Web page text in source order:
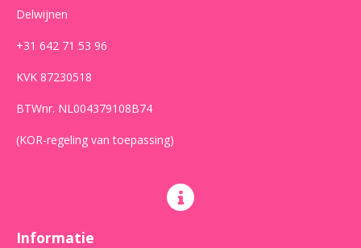
Delwijnen
+31 642 71 53 96
KVK 87230518
BTWnr. NL004379108B74
(KOR-regeling van toepassing)
Informatie